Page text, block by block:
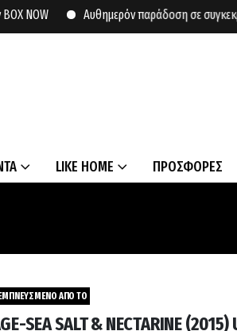
Αυθημερόν παράδοση σε
LIKE HOME ΠΡΟΣΦΟΡΕΣ
ΑΠΟ ΤΟ
SEA SALT & NECTARINE (2015)